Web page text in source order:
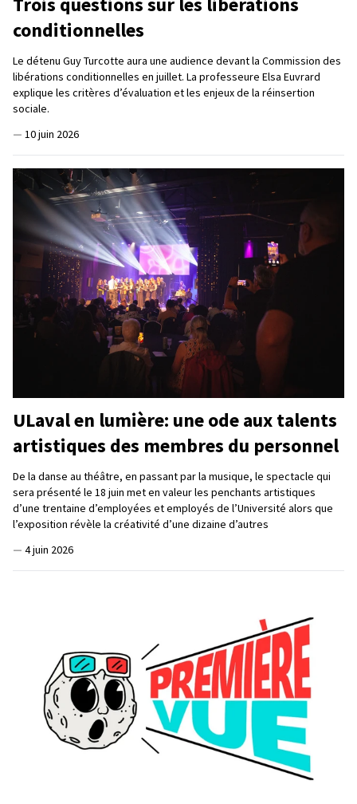
conditionnelles
Le détenu Guy Turcotte aura une audience devant la Commission des
libérations conditionnelles en juillet. La professeure Elsa Euvrard
explique les critères d’évaluation et les enjeux de la réinsertion
sociale.
— 10 juin 2026
ULaval en lumière: une ode aux talents
artistiques des membres du personnel
De la danse au théâtre, en passant par la musique, le spectacle qui
sera présenté le 18 juin met en valeur les penchants artistiques
d’une trentaine d’employées et employés de l’Université alors que
l’exposition révèle la créativité d’une dizaine d’autres
— 4 juin 2026